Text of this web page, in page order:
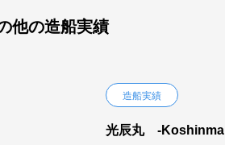
他の造船実績
造船実績
光辰丸 -